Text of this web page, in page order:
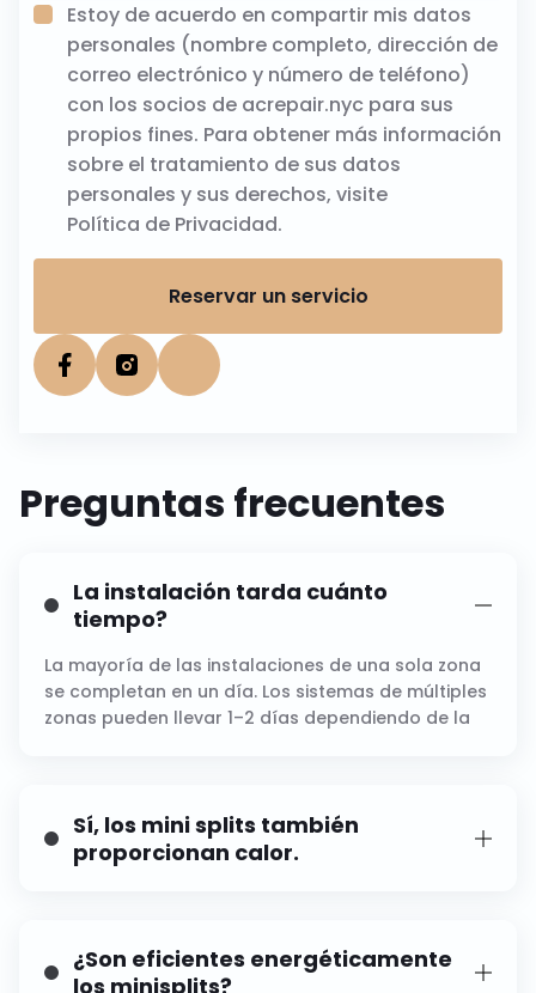
Estoy de acuerdo en compartir mis datos
personales (nombre completo, dirección de
correo electrónico y número de teléfono)
con los socios de acrepair.nyc para sus
propios fines. Para obtener más información
sobre el tratamiento de sus datos
personales y sus derechos, visite
Política de Privacidad.
Reservar un servicio
Preguntas frecuentes
La instalación tarda cuánto
tiempo?
La mayoría de las instalaciones de una sola zona
se completan en un día. Los sistemas de múltiples
zonas pueden llevar 1–2 días dependiendo de la
Sí, los mini splits también
proporcionan calor.
refrigeración.
¿Son eficientes energéticamente
los minisplits?